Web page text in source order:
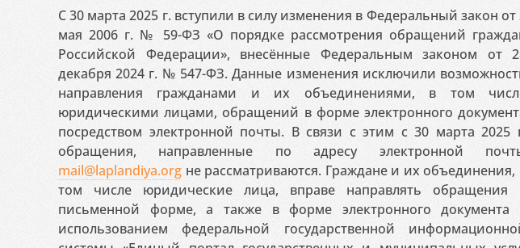
С 30 марта 2025 г. вступили в силу изменения в Федеральный закон от
мая 2006 г. № 59-ФЗ «О порядке рассмотрения обращений
Российской Федерации», внесённые Федеральным законом от
декабря 2024 г. № 547-ФЗ. Данные изменения исключили
направления гражданами и их объединениями, в том
юридическими лицами, обращений в форме электронного
посредством электронной почты. В связи с этим с 30 марта 2025
обращения, направленные по адресу электронной
mail@laplandiya.org не рассматриваются. Граждане и их объединения,
том числе юридические лица, вправе направлять обращения
письменной форме, а также в форме электронного документа
использованием федеральной государственной